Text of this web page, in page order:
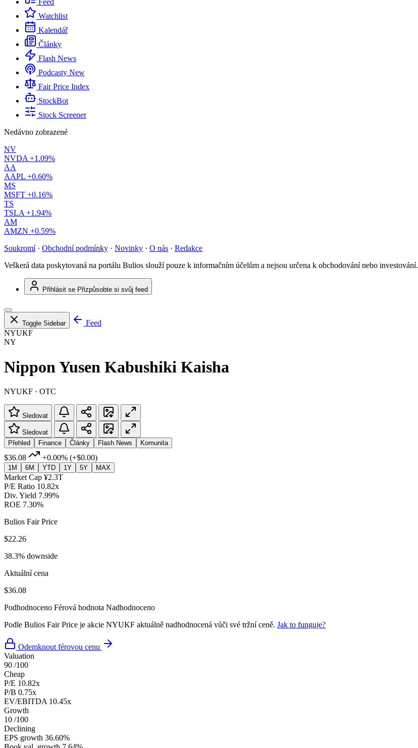
Feed
Watchlist
Kalendář
Články
Flash News
Podcasty New
Fair Price Index
StockBot
Stock Screener
Nedávno zobrazené
NV
NVDA +1.09%
AA
AAPL +0.60%
MS
MSFT +0.16%
TS
TSLA +1.94%
AM
AMZN +0.59%
Soukromí · Obchodní podmínky · Novinky · O nás · Redakce
Veškerá data poskytovaná na portálu Bulios slouží pouze k informačním účelům a nejsou určena k obchodování nebo investování.
Přihlásit se Přizpůsobte si svůj feed
Toggle Sidebar
Feed
NYUKF
NY
Nippon Yusen Kabushiki Kaisha
NYUKF · OTC
Sledovat
Sledovat
Přehled
Finance Články Flash News Komunita
$36.08 +0.00% (+$0.00)
1M 6M YTD 1Y 5Y MAX
Market Cap ¥2.3T
P/E Ratio 10.82x
Div. Yield 7.99%
ROE 7.30%
Bulios Fair Price
$22.26
38.3% downside
Aktuální cena
$36.08
Podhodnoceno Férová hodnota Nadhodnoceno
Podle Bulios Fair Price je akcie NYUKF aktuálně nadhodnocená vůči své tržní ceně. Jak to funguje?
Odemknout férovou cenu
Valuation
90 /100
Cheap
P/E 10.82x
P/B 0.75x
EV/EBITDA 10.45x
Growth
10 /100
Declining
EPS growth 36.60%